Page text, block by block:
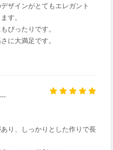
ザインがとてもエレガント
す。
ぴったりです。
に大満足です。
り、しっかりとした作りで長